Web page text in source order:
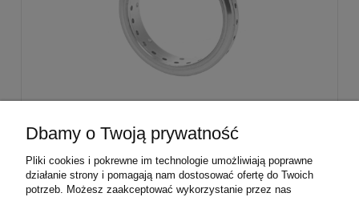
Stabilizator palnika średniego Sabaf Amica
Mastercook
29,00 zł
Dbamy o Twoją prywatność
Pliki cookies i pokrewne im technologie umożliwiają poprawne
działanie strony i pomagają nam dostosować ofertę do Twoich
potrzeb. Możesz zaakceptować wykorzystanie przez nas